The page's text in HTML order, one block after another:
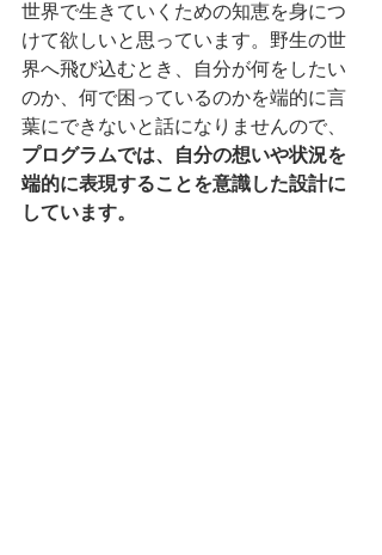
世界で生きていくための知恵を身につ
けて欲しいと思っています。野生の世
界へ飛び込むとき、自分が何をしたい
のか、何で困っているのかを端的に言
葉にできないと話になりませんので、
プログラムでは、自分の想いや状況を
端的に表現することを意識した設計に
しています。